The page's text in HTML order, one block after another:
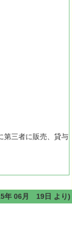
三者に販売、貸与
年 06月 19日 より)